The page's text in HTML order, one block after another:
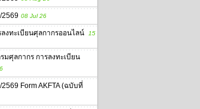
2569 08 Jul 26
ลงทะเบียนศุลกากรออนไลน์
15
มศุลกากร การลงทะเบียน
Form AKFTA (ฉบับที่